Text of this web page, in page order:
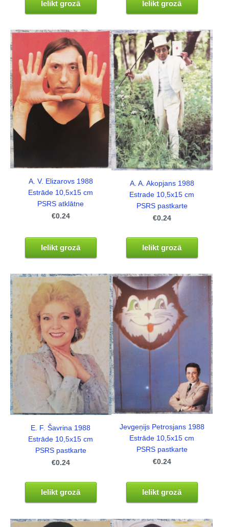
Ielikt grozā Ielikt grozā
A. V. Elizarovs 1988
Estrāde 10,5x15 cm
PSRS atklātne
€0.24
Ielikt grozā
A. A. Akopjans 1988
Estrade 10,5x15 cm
PSRS pastkarte
€0.24
Ielikt grozā
E. F. Šavrina 1988
Estrāde 10,5x15 cm
PSRS pastkarte
€0.24
Ielikt grozā
Jevgeņijs Petrosjans 1988
Estrāde 10,5x15 cm
PSRS pastkarte
€0.24
Ielikt grozā